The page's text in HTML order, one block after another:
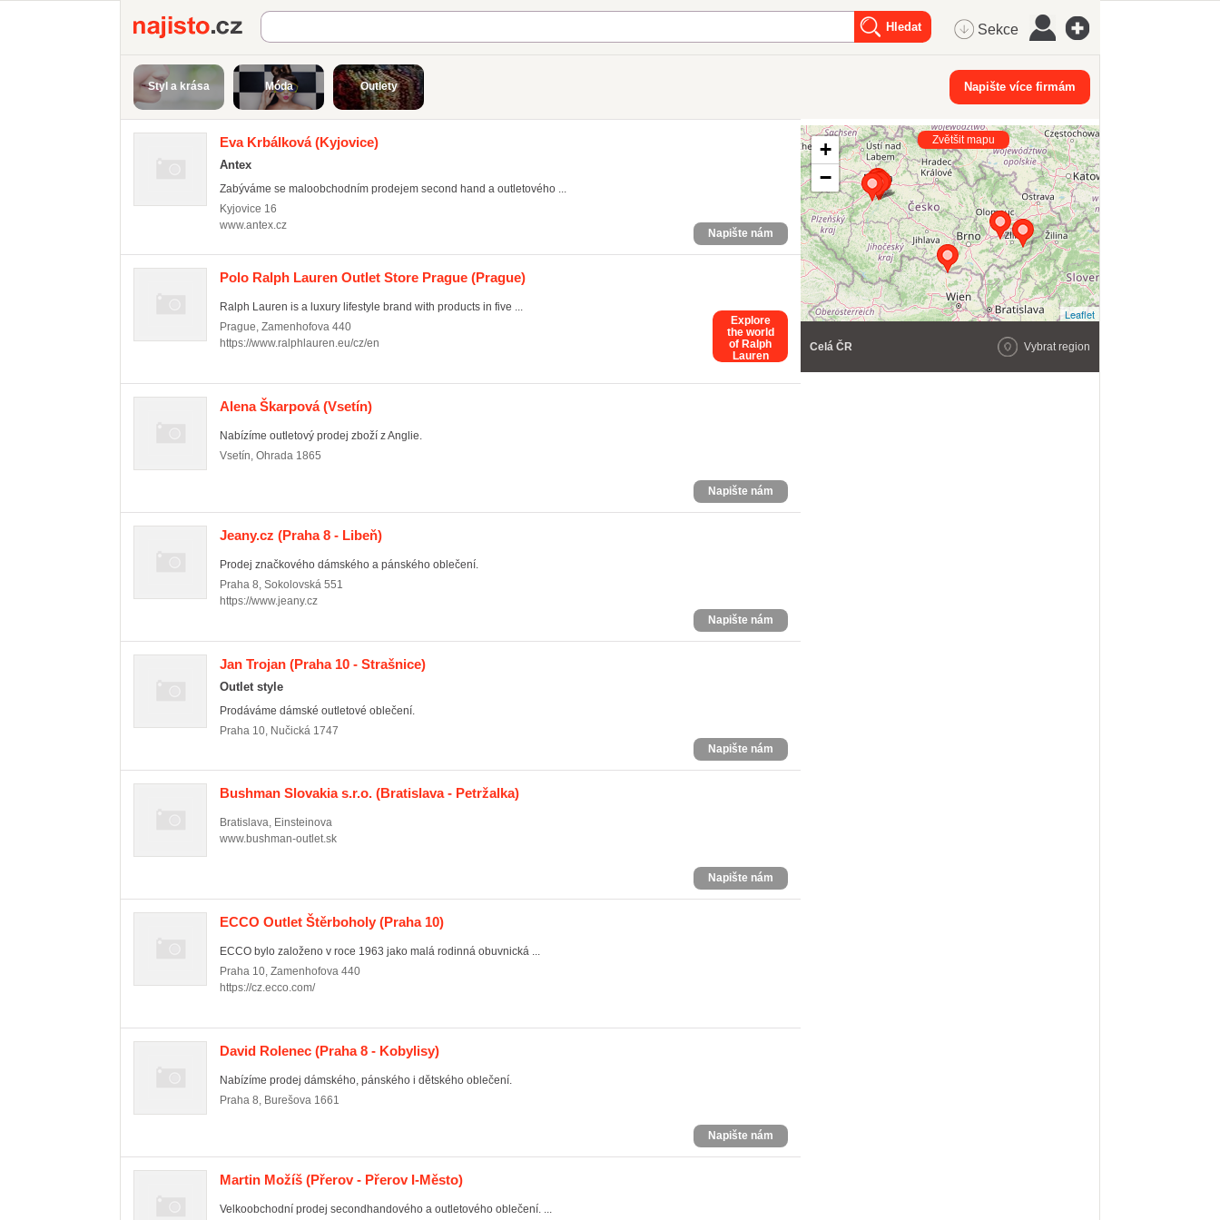
Najisto.cz Sekce
Styl a krása Móda Outlety Napište více firmám
Eva Krbálková(Kyjovice)
Antex
Zabýváme se maloobchodním prodejem second hand a outletového ...
Kyjovice 16
www.antex.cz
Napište nám
Polo Ralph Lauren Outlet Store Prague (Prague)
Ralph Lauren is a luxury lifestyle brand with products in five ...
Prague, Zamenhofova 440
https://www.ralphlauren.eu/cz/en
Explore
the world
of Ralph
Lauren
Alena Škarpová(Vsetín)
Nabízíme outletový prodej zboží z Anglie.
Vsetín, Ohrada 1865
Napište nám
Jeany.cz (Praha 8 - Libeň)
Prodej značkového dámského a pánského oblečení.
Praha 8, Sokolovská 551
https://www.jeany.cz
Napište nám
Jan Trojan (Praha 10 - Strašnice)
Outlet style
Prodáváme dámské outletové oblečení.
Praha 10, Nučická 1747
Napište nám
Bushman Slovakia s.r.o. (Bratislava - Petržalka)
Bratislava, Einsteinova
www.bushman-outlet.sk
Napište nám
ECCO Outlet Štěrboholy (Praha 10)
ECCO bylo založeno v roce 1963 jako malá rodinná obuvnická ...
Praha 10, Zamenhofova 440
https://cz.ecco.com/
David Rolenec (Praha 8 - Kobylisy)
Nabízíme prodej dámského, pánského i dětského oblečení.
Praha 8, Burešova 1661
Napište nám
Martin Možíš (Přerov - Přerov I-Město)
Velkoobchodní prodej secondhandového a outletového oblečení. ...
+
−
Leaflet
Zvětšit mapu
Celá ČR Vybrat region